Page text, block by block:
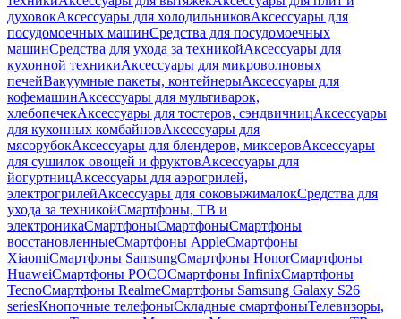
духовокАксессуары для холодильниковАксессуары для
посудомоечных машинСредства для посудомоечных
машинСредства для ухода за техникойАксессуары для
кухонной техникиАксессуары для микроволновых
печейВакуумные пакеты, контейнерыАксессуары для
кофемашинАксессуары для мультиварок,
хлебопечекАксессуары для тостеров, сэндвичницАксессуары
для кухонных комбайновАксессуары для
мясорубокАксессуары для блендеров, миксеровАксессуары
для сушилок овощей и фруктовАксессуары для
йогуртницАксессуары для аэрогрилей,
электрогрилейАксессуары для соковыжималокСредства для
ухода за техникойСмартфоны, ТВ и
электроникаСмартфоныСмартфоныСмартфоны
восстановленныеСмартфоны AppleСмартфоны
XiaomiСмартфоны SamsungСмартфоны HonorСмартфоны
HuaweiСмартфоны POCOСмартфоны InfinixСмартфоны
TecnoСмартфоны RealmeСмартфоны Samsung Galaxy S26
seriesКнопочные телефоныСкладные смартфоныТелевизоры,